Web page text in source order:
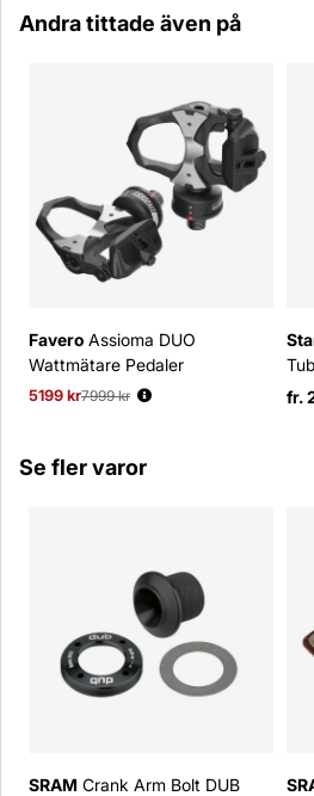
Andra tittade även på
Favero Assioma DUO
Wattmätare Pedaler
5199 kr
Ordinarie pris:
7999 kr
fr.
Se fler varor
SRAM Crank Arm Bolt DUB